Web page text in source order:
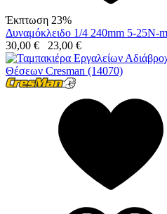
Έκπτωση 23%
Δυναμόκλειδο 1/4 240mm 5-
30,00 € 23,00 €